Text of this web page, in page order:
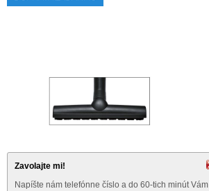
Zavolajte mi!
Napíšte nám telefónne číslo a do 60-tich minút Vám